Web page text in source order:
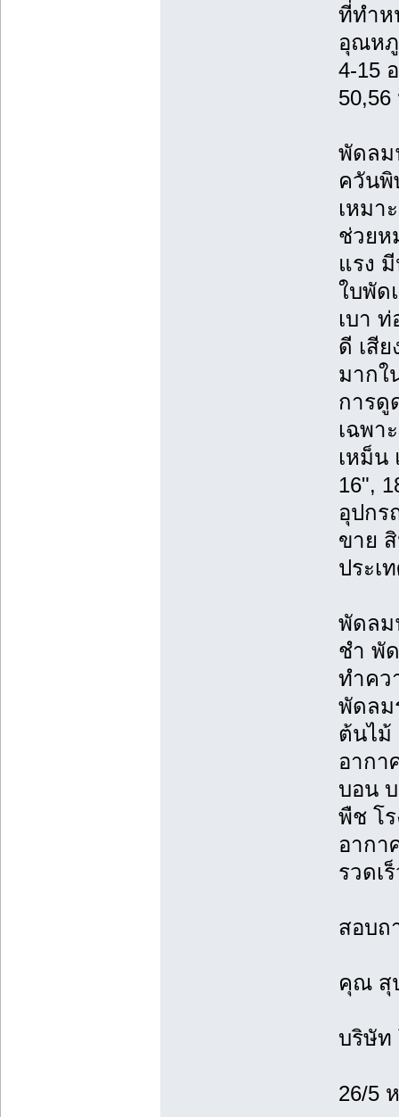
ที่ทำห
อุณห
4-15
50,56
พัดลม
ควัน
เหมา
ช่วยห
แรง
ใบพัด
เบา
ดี เสี
มากใ
การดู
เฉพา
เหม็น
16",
อุปกร
ขาย
ประเ
พัดลม
ชำ พั
ทำคว
พัดลม
ต้นไม้
อากา
บอน
พืช โ
อากา
รวดเ
สอบถ
คุณ สุ
บริษัท
26/5